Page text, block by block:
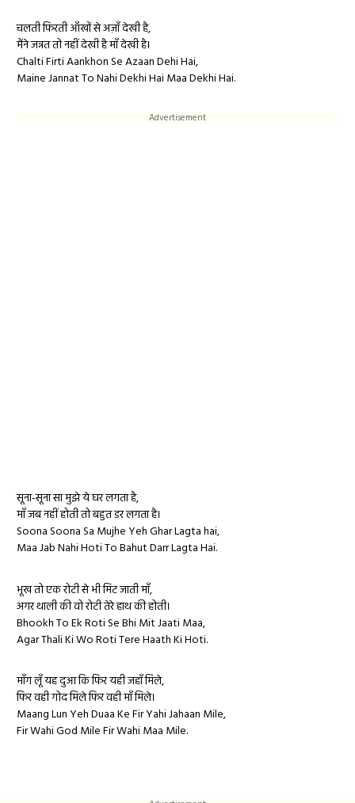
चलती फिरती आँखों से अज़ाँ देखी है,
मैंने जन्नत तो नहीं देखी है माँ देखी है।
Chalti Firti Aankhon Se Azaan Dehi Hai,
Maine Jannat To Nahi Dekhi Hai Maa Dekhi Hai.
Advertisement
सूना-सूना सा मुझे ये घर लगता है,
माँ जब नहीं होती तो बहुत डर लगता है।
Soona Soona Sa Mujhe Yeh Ghar Lagta hai,
Maa Jab Nahi Hoti To Bahut Darr Lagta Hai.
भूख तो एक रोटी से भी मिट जाती माँ,
अगर थाली की वो रोटी तेरे हाथ की होती।
Bhookh To Ek Roti Se Bhi Mit Jaati Maa,
Agar Thali Ki Wo Roti Tere Haath Ki Hoti.
माँग लूँ यह दुआ कि फिर यही जहाँ मिले,
फिर वही गोद मिले फिर वही माँ मिले।
Maang Lun Yeh Duaa Ke Fir Yahi Jahaan Mile,
Fir Wahi God Mile Fir Wahi Maa Mile.